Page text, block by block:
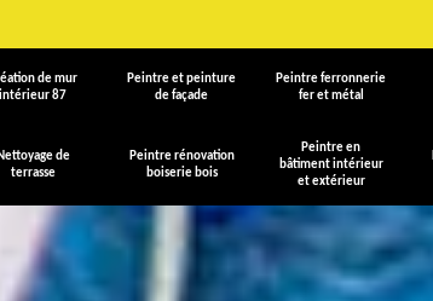
de mur
intérieur 87
Peintre et peinture
de façade
Peintre ferronnerie
fer et métal
de
terrasse
Peintre rénovation
boiserie bois
Peintre en
bâtiment intérieur
et extérieur